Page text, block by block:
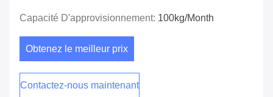
Capacité D'approvisionnement: 100kg/Month
Obtenez le meilleur prix
Contactez-nous maintenant